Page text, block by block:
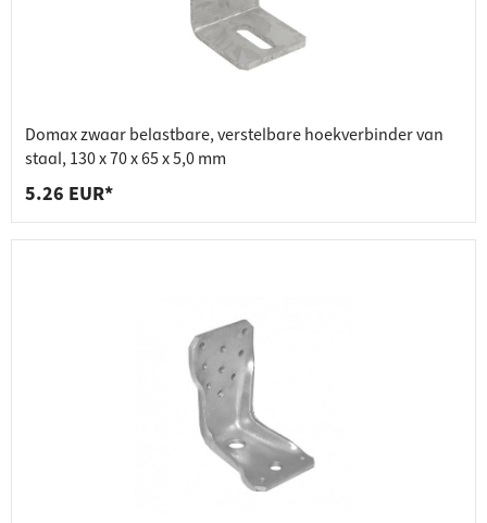
Domax zwaar belastbare, verstelbare hoekverbinder van
staal, 130 x 70 x 65 x 5,0 mm
5.26 EUR*